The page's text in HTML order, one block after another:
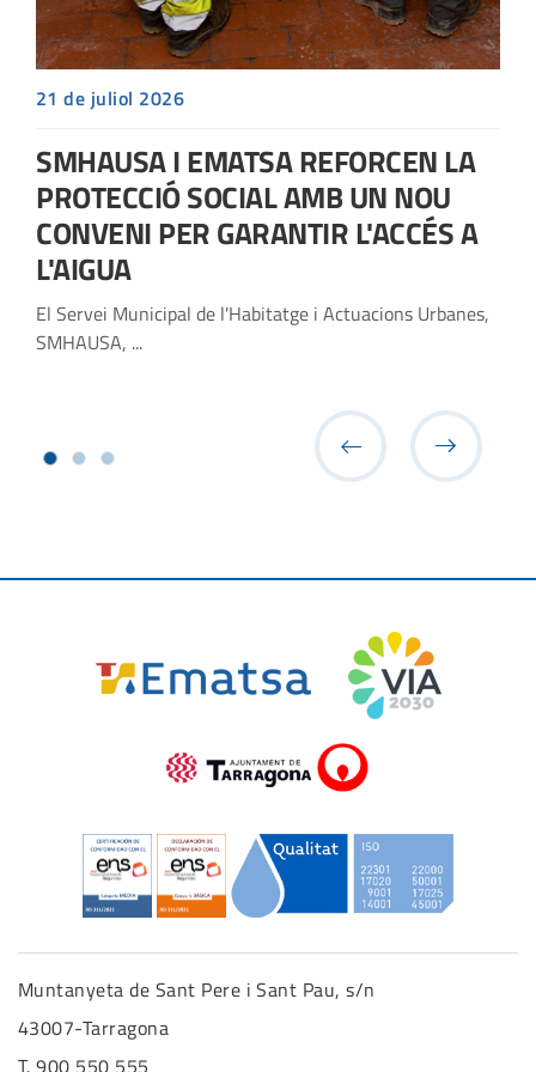
21 de juliol 2026
SMHAUSA I EMATSA REFORCEN LA
PROTECCIÓ SOCIAL AMB UN NOU
CONVENI PER GARANTIR L'ACCÉS A
L'AIGUA
El Servei Municipal de l'Habitatge i Actuacions Urbanes,
SMHAUSA, ...
Muntanyeta de Sant Pere i Sant Pau, s/n
43007-Tarragona
T. 900 550 555